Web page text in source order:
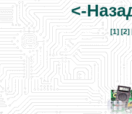
<-
[1] [2]